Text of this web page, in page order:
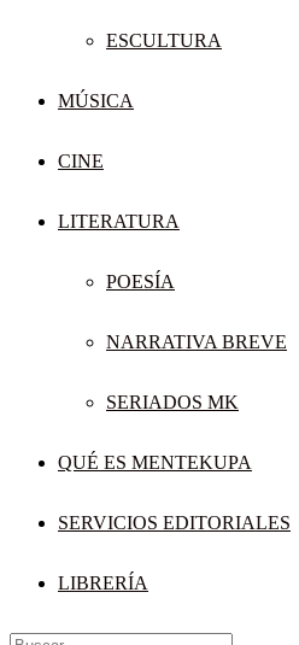
ESCULTURA
MÚSICA
CINE
LITERATURA
POESÍA
NARRATIVA BREVE
SERIADOS MK
QUÉ ES MENTEKUPA
SERVICIOS EDITORIALES
LIBRERÍA